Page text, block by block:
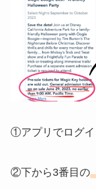
①アプリでログイ
②下から3番目の